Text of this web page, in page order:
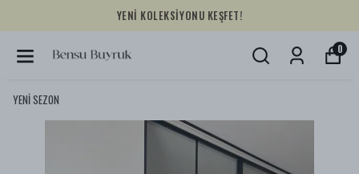
YENİ KOLEKSİYONU KEŞFET!
0
YENİ SEZON